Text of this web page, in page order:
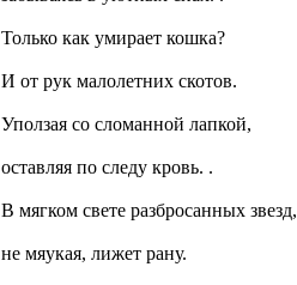
Только как умирает кошка?
И от рук малолетних скотов.
Уползая со сломанной лапкой,
оставляя по следу кровь. .
В мягком свете разбросанных звезд,
не мяукая, лижет рану.